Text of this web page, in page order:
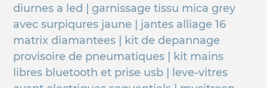
diurnes a led | garnissage tissu mica grey
avec surpiqures jaune | jantes alliage 16
matrix diamantees | kit de depannage
provisoire de pneumatiques | kit mains
libres bluetooth et prise usb | leve-vitres